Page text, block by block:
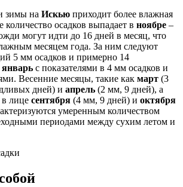
зимы на Искью приходит более влажная
осадков выпадает в ноябре –
могут идти до 16 дней в месяц, что
месяцем года. За ним следуют
5 мм осадков и примерно 14
январь с показателями в 4 мм осадков и
Весенние месяцы, такие как март (3
дней) и апрель (2 мм, 9 дней), а
в лице сентября (4 мм, 9 дней) и октября
умеренным количеством
периодами между сухим летом и